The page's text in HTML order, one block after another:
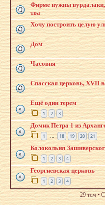
Фирме нужны вурдалаки,
тва
Хочу построить целую
Дом
Часовня
Спасская церковь, XVII
Ещё один терем
1 2 3
Домик Петра 1 из
1 … 18 19 20 21
Колокольня
1 2 3 4
Георгиевская церковь
1 2 3 4
29 тем •